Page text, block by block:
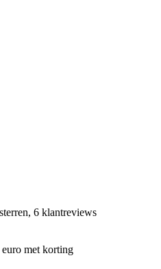
6 klantreviews
met korting